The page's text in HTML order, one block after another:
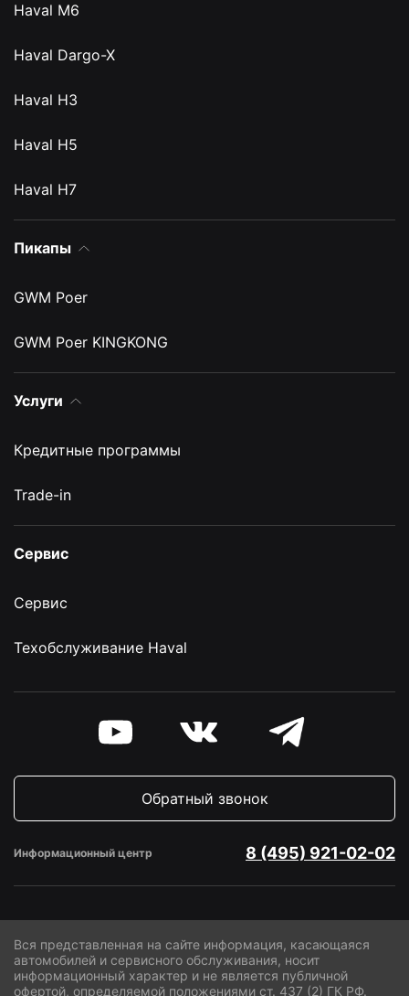
Haval M6
Haval Dargo-X
Haval H3
Haval H5
Haval H7
Пикапы
GWM Poer
GWM Poer KINGKONG
Услуги
Кредитные программы
Trade-in
Сервис
Сервис
Техобслуживание Haval
Обратный звонок
Информационный центр 8 (495) 921-02-02
Вся представленная на сайте информация, касающаяся
автомобилей и сервисного обслуживания, носит
информационный характер и не является публичной
офертой, определяемой положениями ст. 437 (2) ГК РФ.